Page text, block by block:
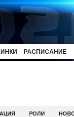
РАСПИСАНИЕ
РОЛИ